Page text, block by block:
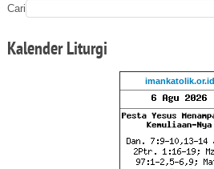
Cari
KalenderLiturgi
imankatolik.or.id